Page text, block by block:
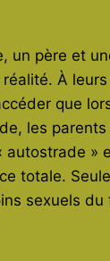
un père et
À
que
les
autostrade »
totale.
sexuels